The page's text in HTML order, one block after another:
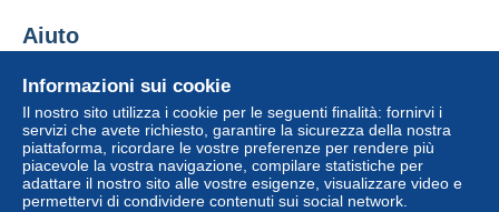
Informazioni sui cookie
Il nostro sito utilizza i cookie per le seguenti finalità: fornirvi i
servizi che avete richiesto, garantire la sicurezza della nostra
piattaforma, ricordare le vostre preferenze per rendere più
piacevole la vostra navigazione, compilare statistiche per
adattare il nostro sito alle vostre esigenze, visualizzare video e
permettervi di condividere contenuti sui social network.
Aiuto
Acquistare su Delcampe
Vendere su Delcampe
Un sito sicuro